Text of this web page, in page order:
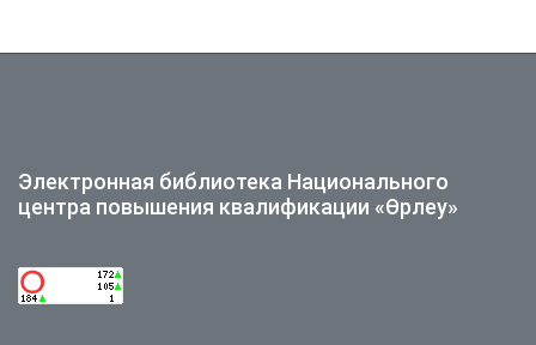
Электронная библиотека Национального
центра повышения квалификации «Өрлеу»